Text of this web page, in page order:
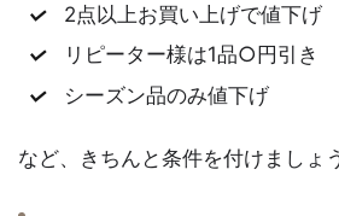
2点以上お買い上げで値下げ
リピーター様は1品○円引き
シーズン品のみ値下げ
など、きちんと条件を付けましょ